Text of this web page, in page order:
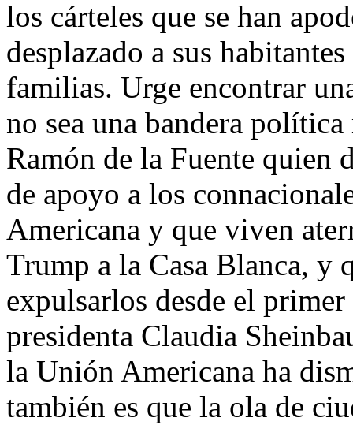
los cárteles que se han
desplazado a sus
familias. Urge encontrar
no sea una bandera
Ramón de la Fuente quien
de apoyo a los
Americana y que viven
Trump a la Casa Blanca, y
expulsarlos desde el
presidenta Claudia
la Unión Americana ha
también es que la ola de